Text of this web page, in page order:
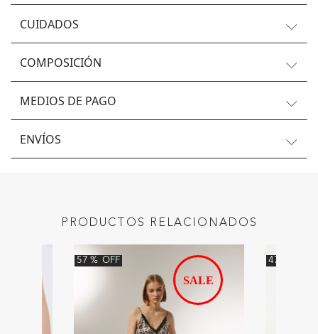
CUIDADOS
COMPOSICIÓN
MEDIOS DE PAGO
ENVÍOS
PRODUCTOS RELACIONADOS
57% OFF 47